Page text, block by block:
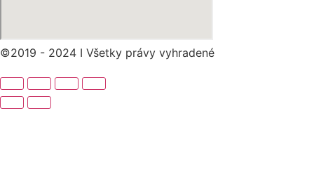
©2019 - 2024 I Všetky právy vyhradené